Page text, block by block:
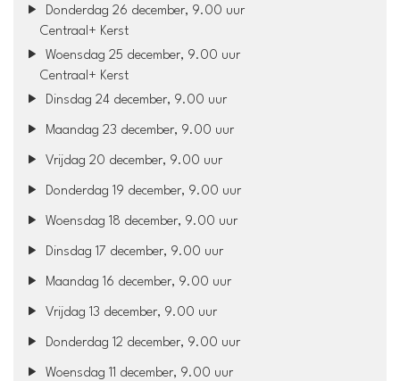
Donderdag 26 december, 9.00 uur
Centraal+ Kerst
Woensdag 25 december, 9.00 uur
Centraal+ Kerst
Dinsdag 24 december, 9.00 uur
Maandag 23 december, 9.00 uur
Vrijdag 20 december, 9.00 uur
Donderdag 19 december, 9.00 uur
Woensdag 18 december, 9.00 uur
Dinsdag 17 december, 9.00 uur
Maandag 16 december, 9.00 uur
Vrijdag 13 december, 9.00 uur
Donderdag 12 december, 9.00 uur
Woensdag 11 december, 9.00 uur